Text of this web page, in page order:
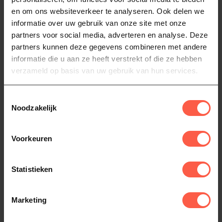
en om ons websiteverkeer te analyseren. Ook delen we
informatie over uw gebruik van onze site met onze
partners voor social media, adverteren en analyse. Deze
partners kunnen deze gegevens combineren met andere
informatie die u aan ze heeft verstrekt of die ze hebben
verzameld op basis van uw gebruik van hun services.
Noodzakelijk
Voorkeuren
Statistieken
Marketing
Op voorraad Niet op voorraad
SKOTTI
veelzijdige bakplaat met de
Op voorraad
propaangasfles
Met de Skotti Gasadapter
grill aan op een 5 kg of 1...